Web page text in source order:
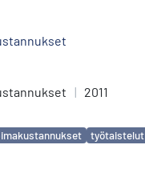
| 2011
työtaistelut